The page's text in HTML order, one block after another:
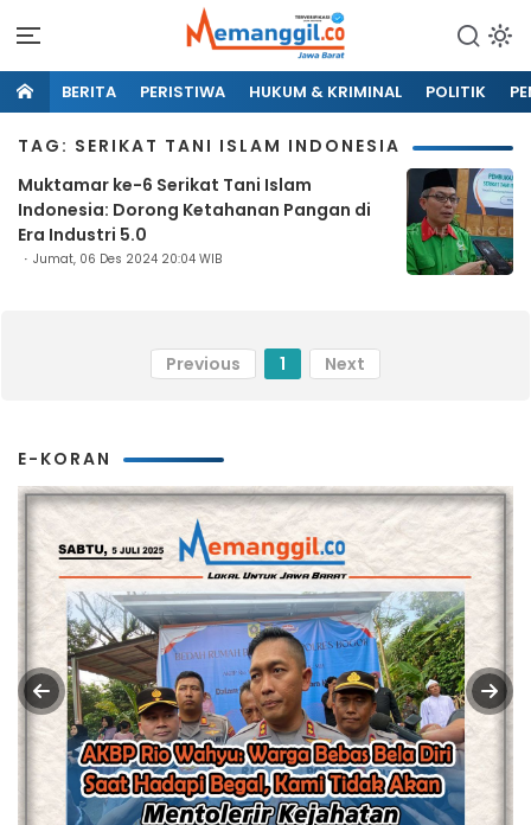
BERITA PERISTIWA HUKUM & KRIMINAL POLITIK
TAG: SERIKAT TANI ISLAM INDONESIA
Muktamar ke-6 Serikat Tani Islam
Indonesia: Dorong Ketahanan Pangan di
Era Industri 5.0
Jumat, 06 Des 2024 20:04 WIB
Previous 1 Next
E-KORAN